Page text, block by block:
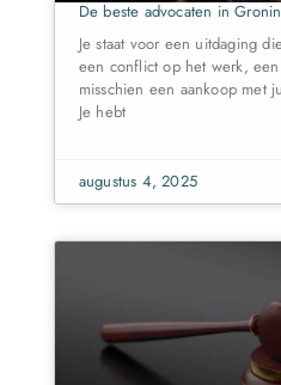
De beste advocaten in
Je staat voor een uitdaging
een conflict op het werk,
misschien een aankoop met
Je hebt
augustus 4, 2025